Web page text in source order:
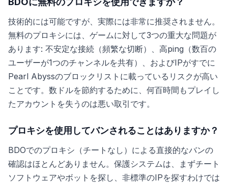
技術的には可能ですが、実際には非常に推奨されません。
無料のプロキシには、ゲームに対して3つの重大な問題が
あります: 不安定な接続（頻繁な切断）、高ping（数百の
ユーザーが1つのチャンネルを共有）、およびIPがすでに
Pearl Abyssのブロックリストに載っているリスクが高い
ことです。数ドルを節約するために、何百時間もプレイし
たアカウントを失うのは悪い取引です。
プロキシを使用してバンされることはありますか？
BDOでのプロキシ（チートなし）による直接的なバンの
確認はほとんどありません。保護システムは、まずチート
ソフトウェアやボットを探し、非標準のIPを探すわけでは